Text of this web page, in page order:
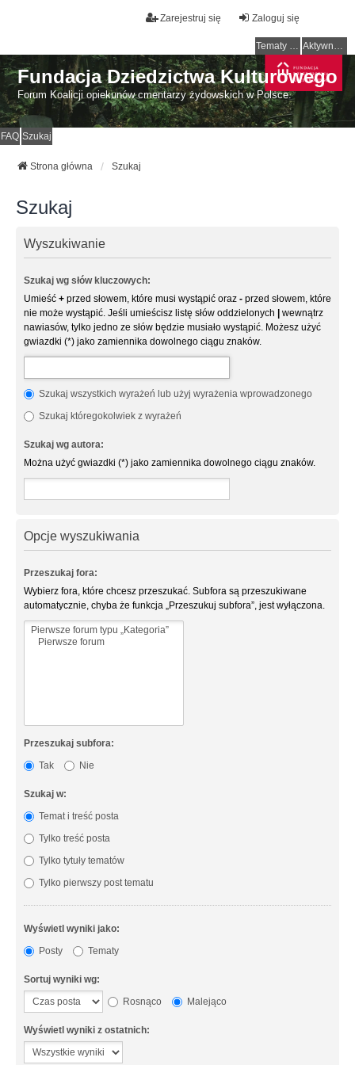
Zaloguj się
Zarejestruj się
Tematy bez odpowiedzi Aktywne tematy
Fundacja Dziedzictwa Kulturowego
Forum Koalicji opiekunów cmentarzy żydowskich w Polsce.
FAQ Szukaj
Strona główna Szukaj
Szukaj
Wyszukiwanie
Szukaj wg słów kluczowych:
Umieść + przed słowem, które musi wystąpić oraz - przed słowem, które
nie może wystąpić. Jeśli umieścisz listę słów oddzielonych | wewnątrz
nawiasów, tylko jedno ze słów będzie musiało wystąpić. Możesz użyć
gwiazdki (*) jako zamiennika dowolnego ciągu znaków.
Szukaj wszystkich wyrażeń lub użyj wyrażenia wprowadzonego
Szukaj któregokolwiek z wyrażeń
Szukaj wg autora:
Można użyć gwiazdki (*) jako zamiennika dowolnego ciągu znaków.
Opcje wyszukiwania
Przeszukaj fora:
Wybierz fora, które chcesz przeszukać. Subfora są przeszukiwane
automatycznie, chyba że funkcja „Przeszukuj subfora”, jest wyłączona.
Przeszukaj subfora:
Tak
Nie
Szukaj w:
Temat i treść posta
Tylko treść posta
Tylko tytuły tematów
Tylko pierwszy post tematu
Wyświetl wyniki jako:
Posty
Tematy
Sortuj wyniki wg:
Rosnąco
Malejąco
Wyświetl wyniki z ostatnich: